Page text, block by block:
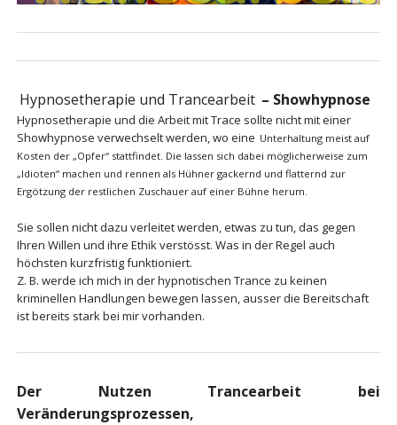
Hypnosetherapie und Trancearbeit – Showhypnose
Hypnosetherapie und die Arbeit mit Trace sollte nicht mit einer
Showhypnose verwechselt werden, wo eine Unterhaltung meist auf
Kosten der „Opfer“ stattfindet. Die lassen sich dabei möglicherweise zum
„Idioten“ machen und rennen als Hühner gackernd und flatternd zur
Ergötzung der restlichen Zuschauer auf einer Bühne herum.
Sie sollen nicht dazu verleitet werden, etwas zu tun, das gegen
Ihren Willen und ihre Ethik verstösst. Was in der Regel auch
höchsten kurzfristig funktioniert.
Z. B. werde ich mich in der hypnotischen Trance zu keinen
kriminellen Handlungen bewegen lassen, ausser die Bereitschaft
ist bereits stark bei mir vorhanden.
Der Nutzen Trancearbeit bei
Veränderungsprozessen,